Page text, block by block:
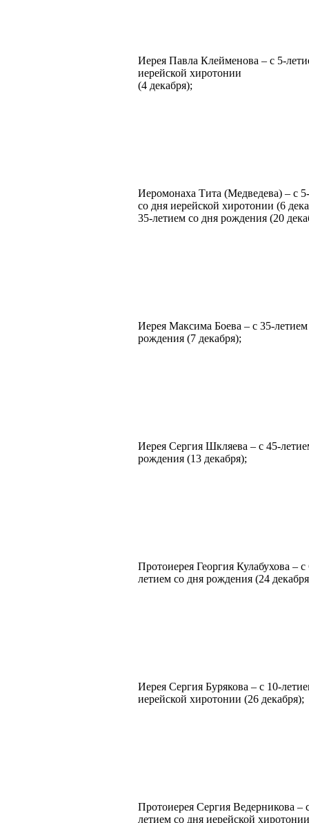
Иерея Павла Клейменова – с 5-
иерейской хиротонии
(4 декабря);
Иеромонаха Тита (Медведева) – с
со дня иерейской хиротонии (6
35-летием со дня рождения (20
Иерея Максима Боева – с 35-летием
рождения (7 декабря);
Иерея Сергия Шкляева – с 45-
рождения (13 декабря);
Протоиерея Георгия Кулабухова – с
летием со дня рождения (24
Иерея Сергия Бурякова – с 10-
иерейской хиротонии (26 декабря);
Протоиерея Сергия Ведерникова –
летием со дня иерейской хиротонии